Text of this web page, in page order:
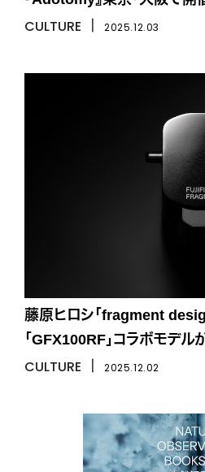
CULTURE 2025.12.03
藤原ヒロシ「fragment
「GFX100RF」コラボモデル
CULTURE 2025.12.02